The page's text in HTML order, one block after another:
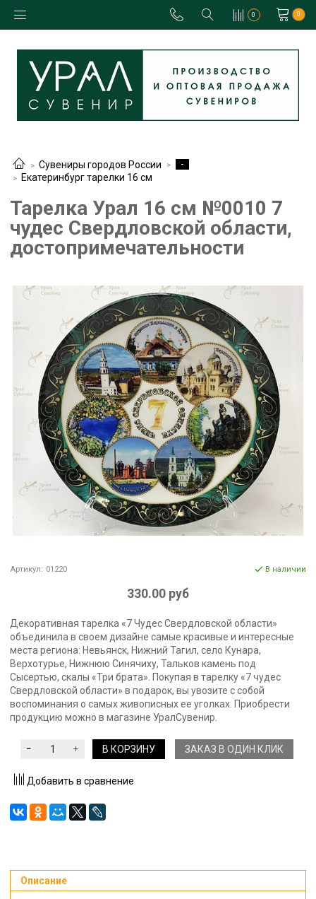
0 0
Сувениры городов России
-
Екатеринбург тарелки 16 см
Тарелка Урал 16 см №0010 7
чудес Свердловской области,
достопримечательности
Артикул: 01220 В наличии
330.00 руб
Декоративная тарелка «7 Чудес Свердловской области»
объединила в своем дизайне самые красивые и интересные
места региона: Невьянск, Нижний Тагил, село Кунара,
Верхотурье, Нижнюю Синячиху, Тальков камень под
Сысертью, скалы «Три брата». Покупая в тарелку «7 чудес
Свердловской области» в подарок, вы увозите с собой
воспоминания о самых живописных ее уголках. Приобрести
продукцию можно в магазине УралСувенир.
В КОРЗИНУ ЗАКАЗ В ОДИН КЛИК
Добавить в сравнение
Описание